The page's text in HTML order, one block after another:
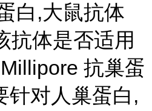
白,大鼠抗体
抗体是否适用
抗巢蛋
针对人巢蛋白,